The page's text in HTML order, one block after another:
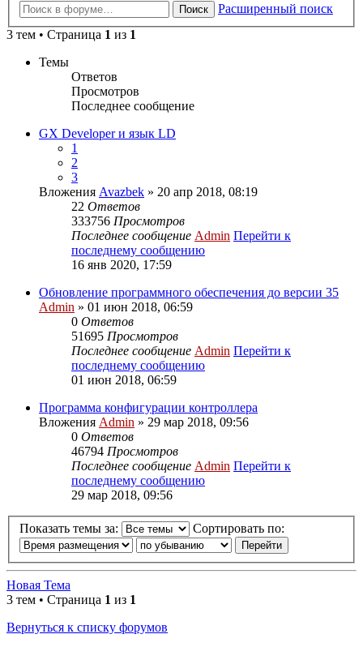
Поиск
Расширенный поиск
3 тем • Страница 1 из 1
Темы
Ответов
Просмотров
Последнее сообщение
GX Developer и язык LD
1
2
3
Вложения Avazbek » 20 апр 2018, 08:19
22 Ответов
333756 Просмотров
Последнее сообщение Admin Перейти к
последнему сообщению
16 янв 2020, 17:59
Обновление программного обеспечения до версии 35
Admin » 01 июн 2018, 06:59
0 Ответов
51695 Просмотров
Последнее сообщение Admin Перейти к
последнему сообщению
01 июн 2018, 06:59
Программа конфигурации контроллера
Вложения Admin » 29 мар 2018, 09:56
0 Ответов
46794 Просмотров
Последнее сообщение Admin Перейти к
последнему сообщению
29 мар 2018, 09:56
Показать темы за: Сортировать по:
Новая Тема
3 тем • Страница 1 из 1
Вернуться к списку форумов